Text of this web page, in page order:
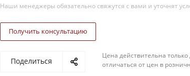
Наши менеджеры обязательно свяжутся с вами и уточнят
Получить консультацию
Поделиться
Цена действительна
отличаться от цен в